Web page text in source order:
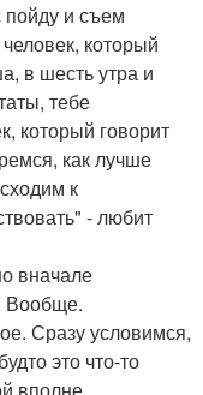
пойду и съем
который
в шесть утра и
тебе
который говорит
как лучше
к
- любит
вначале
Вообще.
Сразу условимся,
это что-то
вполне